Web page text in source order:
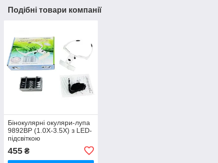
Подібні товари компанії
Бінокулярні окуляри-лупа
9892BP (1.0X-3.5X) з LED-
підсвіткою
455 ₴